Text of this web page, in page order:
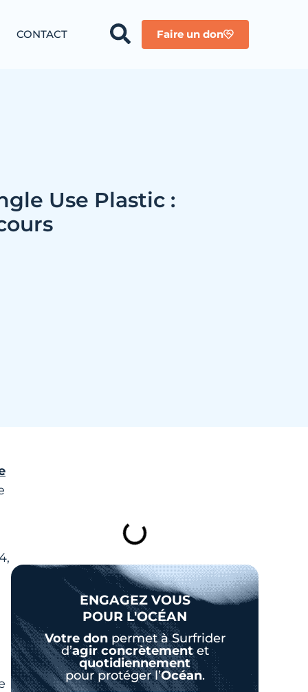
CONTACT Faire un don
Use Plastic :
ENGAGEZ VOUS
POUR L'OCÉAN
Votre donpermet à Surfrider
d’agir concrètementet
quotidiennement
pour protéger l’Océan.